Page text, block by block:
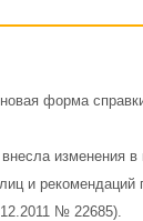
форма
изменения
и рекомендаций
№ 22685).